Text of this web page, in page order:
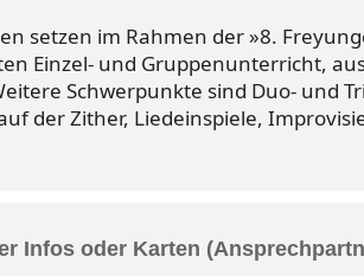
setzen im Rahmen der »8.
Einzel- und Gruppenunterricht,
Schwerpunkte sind Duo- und
der Zither, Liedeinspiele,
Infos oder Karten